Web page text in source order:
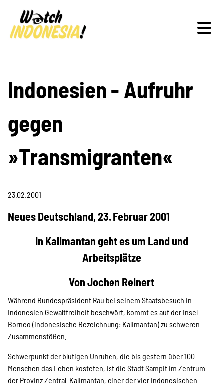
Schwerpunkte
Veranstaltungen
Projekte
Kampagne
Stellenangebote
Werde Mitglied
Indonesien - Aufruhr
gegen
»Transmigranten«
23.02.2001
Neues Deutschland, 23. Februar 2001
In Kalimantan geht es um Land und
Arbeitsplätze
Von Jochen Reinert
Während Bundespräsident Rau bei seinem Staatsbesuch in
Indonesien Gewaltfreiheit beschwört, kommt es auf der Insel
Borneo (indonesische Bezeichnung: Kalimantan) zu schweren
Zusammenstößen.
Schwerpunkt der blutigen Unruhen, die bis gestern über 100
Menschen das Leben kosteten, ist die Stadt Sampit im Zentrum
der Provinz Zentral-Kalimantan, einer der vier indonesischen